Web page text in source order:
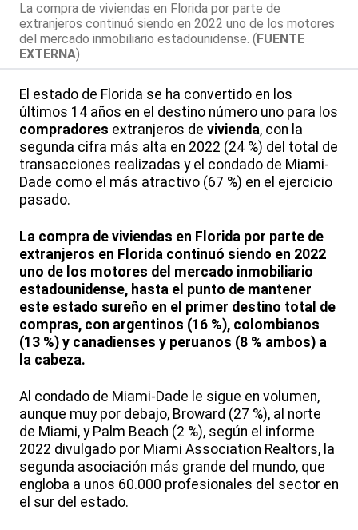
La compra de viviendas en Florida por parte de
extranjeros continuó siendo en 2022 uno de los motores
del mercado inmobiliario estadounidense. (FUENTE
EXTERNA)
El estado de Florida se ha convertido en los
últimos 14 años en el destino número uno para los
compradores extranjeros de vivienda, con la
segunda cifra más alta en 2022 (24 %) del total de
transacciones realizadas y el condado de Miami-
Dade como el más atractivo (67 %) en el ejercicio
pasado.
La compra de viviendas en Florida por parte de
extranjeros en Florida continuó siendo en 2022
uno de los motores del mercado inmobiliario
estadounidense, hasta el punto de mantener
este estado sureño en el primer destino total de
compras, con argentinos (16 %), colombianos
(13 %) y canadienses y peruanos (8 % ambos) a
la cabeza.
Al condado de Miami-Dade le sigue en volumen,
aunque muy por debajo, Broward (27 %), al norte
de Miami, y Palm Beach (2 %), según el informe
2022 divulgado por Miami Association Realtors, la
segunda asociación más grande del mundo, que
engloba a unos 60.000 profesionales del sector en
el sur del estado.